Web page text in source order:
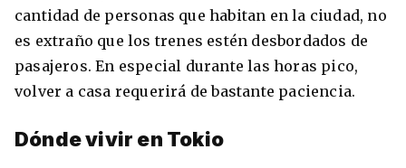
cantidad de personas que habitan en la ciudad, no
es extraño que los trenes estén desbordados de
pasajeros. En especial durante las horas pico,
volver a casa requerirá de bastante paciencia.
Dónde vivir en Tokio